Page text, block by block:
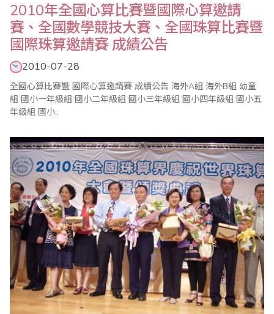
2010年全國心算比賽暨國際心算邀請
賽、全國數學競技大賽、全國珠算比賽暨
國際珠算邀請賽 成績公告
2010-07-28
全國心算比賽暨 國際心算邀請賽 成績公告 海外A組 海外B組 幼童
組 國小一年級組 國小二年級組 國小三年級組 國小四年級組 國小五
年級組 國小..